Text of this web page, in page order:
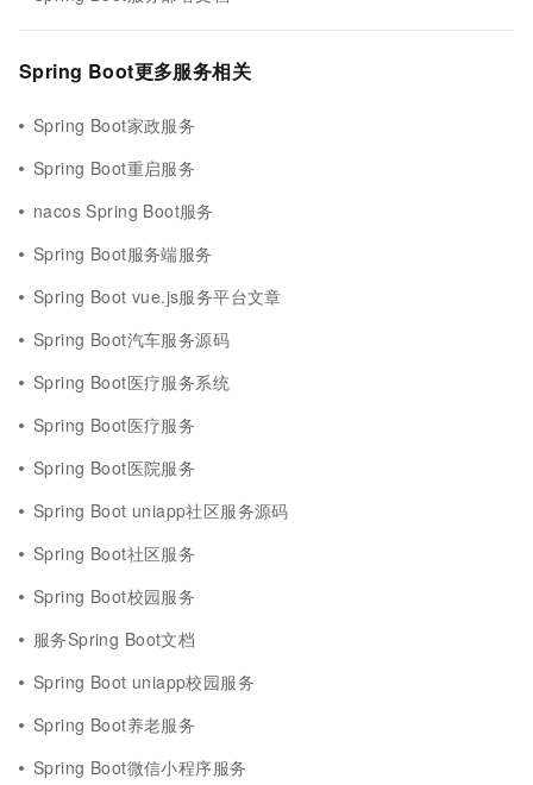
Spring Boot更多服务相关
Spring Boot家政服务
Spring Boot重启服务
nacos Spring Boot服务
Spring Boot服务端服务
Spring Boot vue.js服务平台文章
Spring Boot汽车服务源码
Spring Boot医疗服务系统
Spring Boot医疗服务
Spring Boot医院服务
Spring Boot uniapp社区服务源码
Spring Boot社区服务
Spring Boot校园服务
服务Spring Boot文档
Spring Boot uniapp校园服务
Spring Boot养老服务
Spring Boot微信小程序服务